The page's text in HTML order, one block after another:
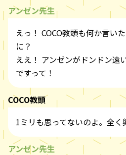
アンゼン先生
えっ！ COCO教頭も何か言い
に？
ええ！ アンゼンがドンドン遠
ですって！
COCO教頭
1ミリも思ってないのよ。全く
アンゼン先生